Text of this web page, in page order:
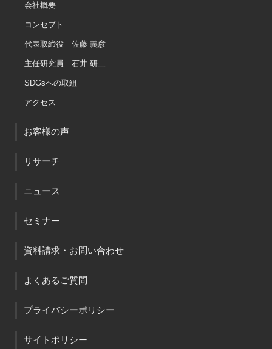
会社概要
コンセプト
代表取締役 佐藤 義彦
主任研究員 石井 研二
SDGsへの取組
アクセス
お客様の声
リサーチ
ニュース
セミナー
資料請求・お問い合わせ
よくあるご質問
プライバシーポリシー
サイトポリシー